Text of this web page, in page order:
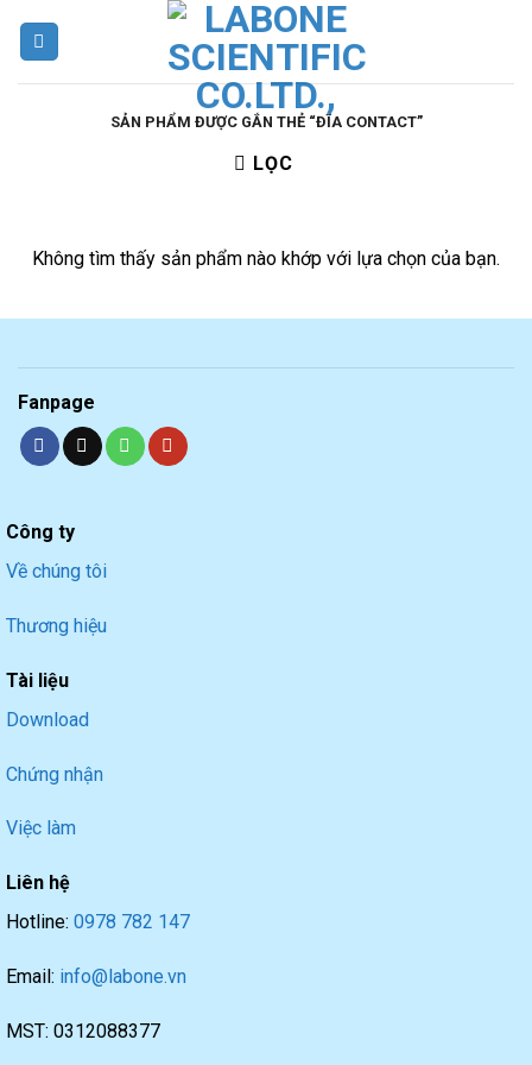
SẢN PHẨM ĐƯỢC GẮN THẺ “ĐĨA CONTACT”
LỌC
Không tìm thấy sản phẩm nào khớp với lựa chọn của bạn.
Fanpage
Công ty
Về chúng tôi
Thương hiệu
Tài liệu
Download
Chứng nhận
Việc làm
Liên hệ
Hotline: 0978 782 147
Email: info@labone.vn
MST: 0312088377